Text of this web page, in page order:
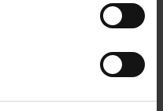
un enorme